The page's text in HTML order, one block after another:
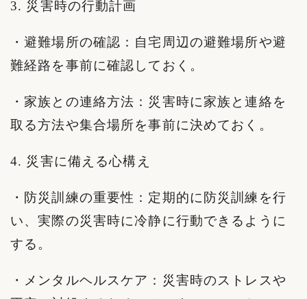
3. 災害時の行動計画
・避難場所の確認：自宅周辺の避難場所や避
難経路を事前に確認しておく。
・家族との連絡方法：災害時に家族と連絡を
取る方法や集合場所を事前に決めておく。
4. 災害に備える心構え
・防災訓練の重要性：定期的に防災訓練を行
い、実際の災害時に冷静に行動できるように
する。
・メンタルヘルスケア：災害時のストレスや